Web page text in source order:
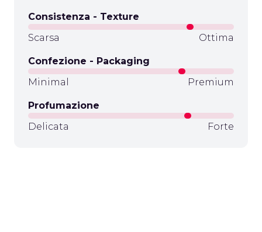
Consistenza - Texture
Scarsa
Ottima
Confezione - Packaging
Minimal
Premium
Profumazione
Delicata
Forte